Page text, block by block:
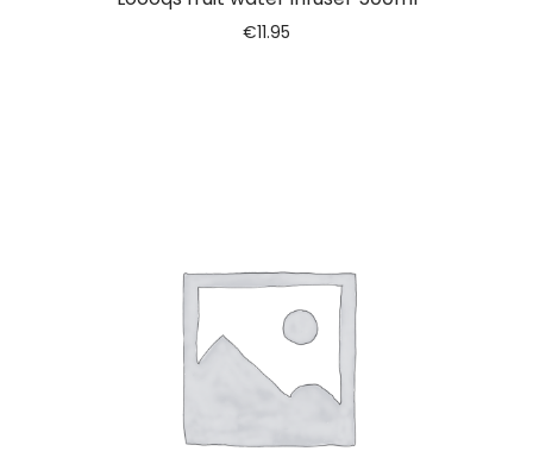
€11.95